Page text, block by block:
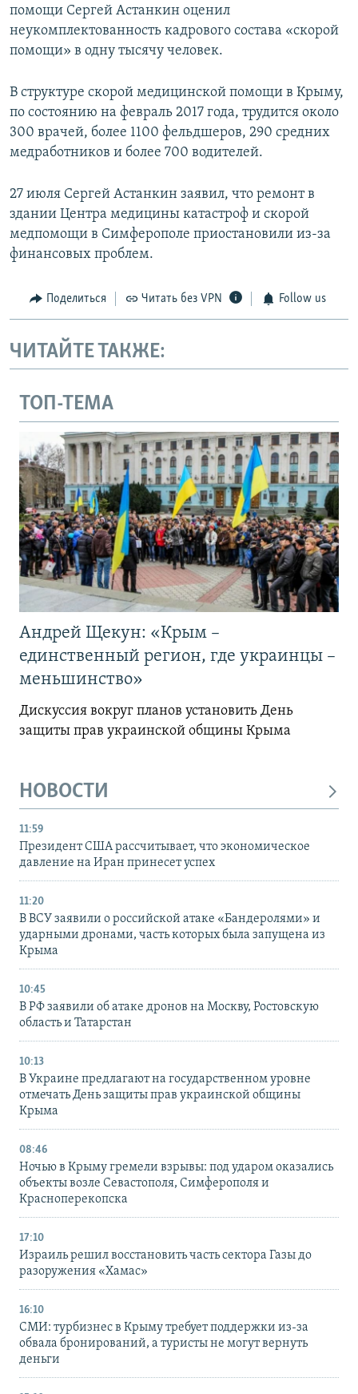
помощи Сергей Астанкин оценил
неукомплектованность кадрового состава «скорой
помощи» в одну тысячу человек.
В структуре скорой медицинской помощи в Крыму,
по состоянию на февраль 2017 года, трудится около
300 врачей, более 1100 фельдшеров, 290 средних
медработников и более 700 водителей.
27 июля Сергей Астанкин заявил, что ремонт в
здании Центра медицины катастроф и скорой
медпомощи в Симферополе приостановили из-за
финансовых проблем.
Поделиться Читать без VPN Follow us
ЧИТАЙТЕ ТАКЖЕ:
ТОП-ТЕМА
Андрей Щекун: «Крым –
единственный регион, где украинцы –
меньшинство»
Дискуссия вокруг планов установить День
защиты прав украинской общины Крыма
НОВОСТИ
11:59
Президент США рассчитывает, что экономическое
давление на Иран принесет успех
11:20
В ВСУ заявили о российской атаке «Бандеролями» и
ударными дронами, часть которых была запущена из
Крыма
10:45
В РФ заявили об атаке дронов на Москву, Ростовскую
область и Татарстан
10:13
В Украине предлагают на государственном уровне
отмечать День защиты прав украинской общины
Крыма
08:46
Ночью в Крыму гремели взрывы: под ударом оказались
объекты возле Севастополя, Симферополя и
Красноперекопска
17:10
Израиль решил восстановить часть сектора Газы до
разоружения «Хамас»
16:10
СМИ: турбизнес в Крыму требует поддержки из-за
обвала бронирований, а туристы не могут вернуть
деньги